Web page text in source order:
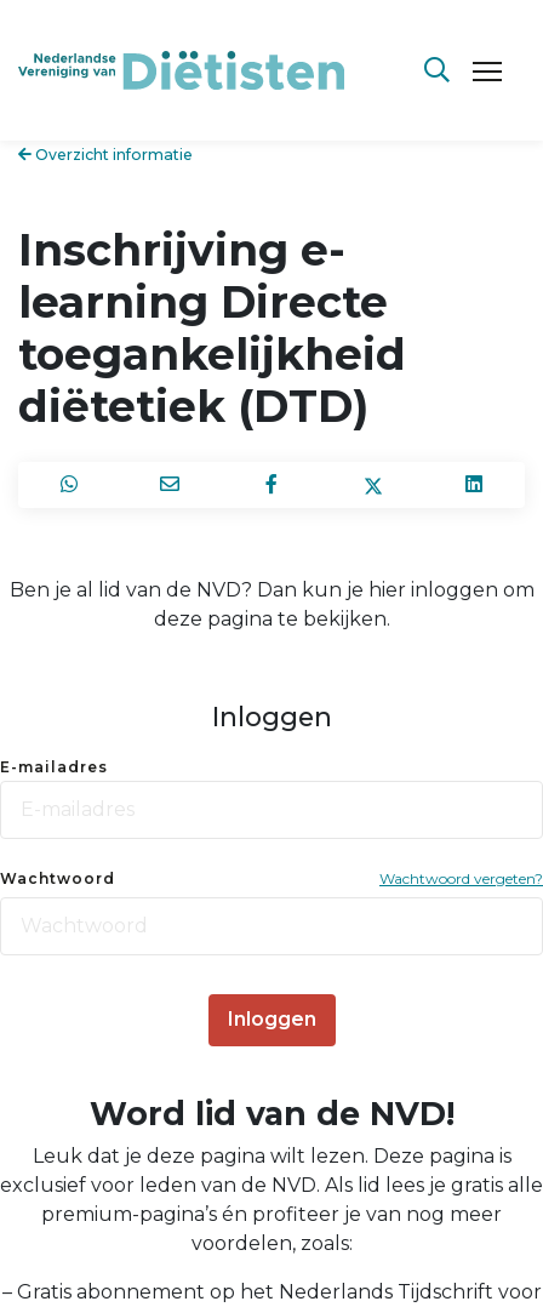
Overzicht informatie
Inschrijving e-
learning Directe
toegankelijkheid
diëtetiek (DTD)
Ben je al lid van de NVD? Dan kun je hier inloggen om
deze pagina te bekijken.
Inloggen
E-mailadres
Wachtwoord Wachtwoord vergeten?
Inloggen
Word lid van de NVD!
Leuk dat je deze pagina wilt lezen. Deze pagina is
exclusief voor leden van de NVD. Als lid lees je gratis alle
premium-pagina’s én profiteer je van nog meer
voordelen, zoals:
– Gratis abonnement op het Nederlands Tijdschrift voor